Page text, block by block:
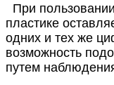
При
пластике
одних и тех же
возможность
путем